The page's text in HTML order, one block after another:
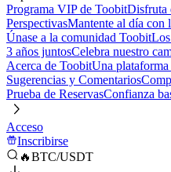
Programa VIP de ToobitDisfruta
PerspectivasMantente al día con
Únase a la comunidad Toobit
3 años juntosCelebra nuestro
Acerca de ToobitUna
Sugerencias y Comentarios
Prueba de ReservasConfianza
Acceso
Inscribirse
🔥BTC/USDT